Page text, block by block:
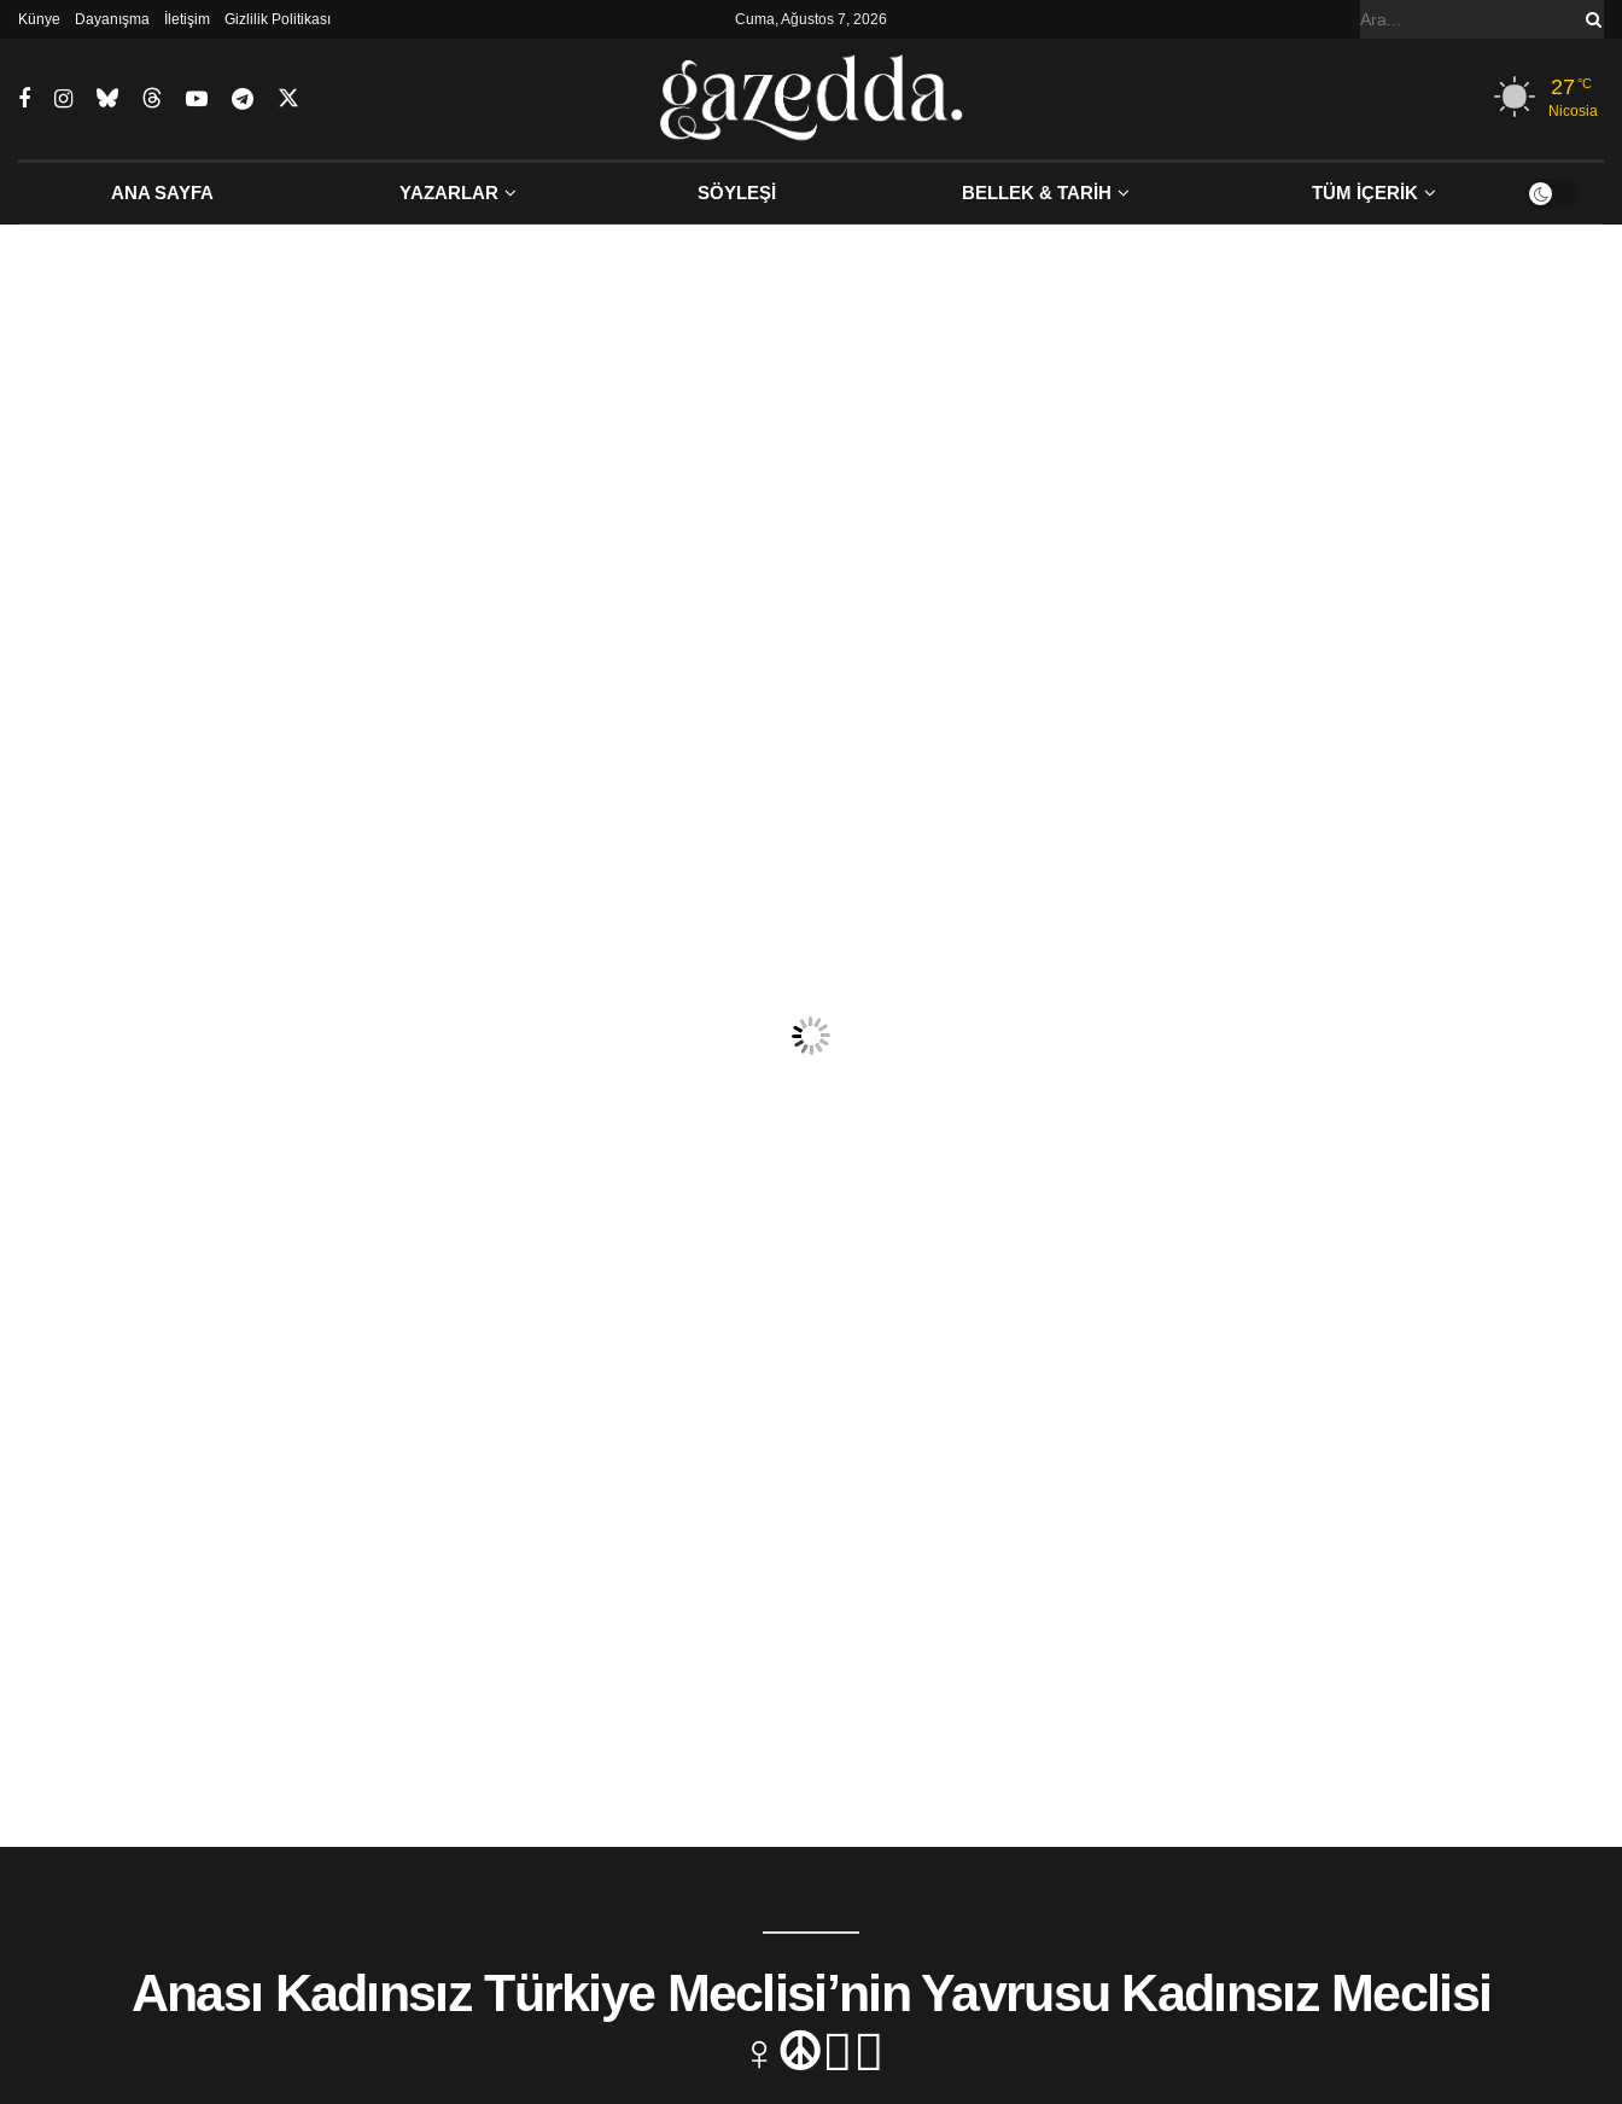
Künye Dayanışma İletişim Gizlilik Politikası Cuma, Ağustos 7, 2026
27°C
Nicosia
ANA SAYFA YAZARLAR SÖYLEŞİ BELLEK & TARİH TÜM İÇERİK
Anası Kadınsız Türkiye Meclisi’nin Yavrusu Kadınsız Meclisi
♀☮✌🏻